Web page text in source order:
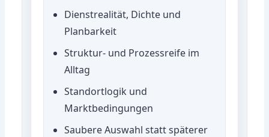
Dienstrealität, Dichte und
Planbarkeit
Struktur- und Prozessreife im
Alltag
Standortlogik und
Marktbedingungen
Saubere Auswahl statt späterer